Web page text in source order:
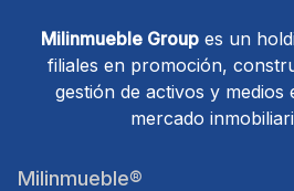
Milinmueble Groupes un
filiales en promoción,
gestión de activos y medios
mercado
Milinmueble®